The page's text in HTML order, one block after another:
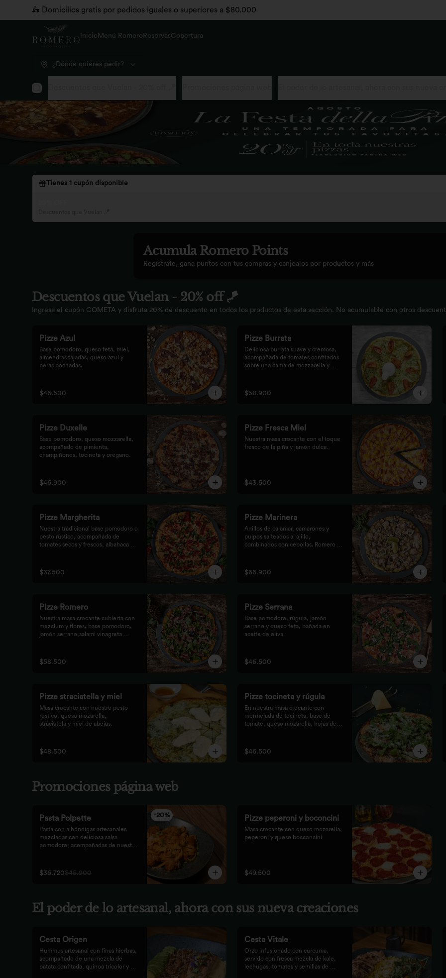
🛵 Domicilios gratis por pedidos iguales o superiores a $80.000
Inicio Menú Romero ReservasCobertura
¿Dónde quieres pedir?
Tienes 1 cupón disponible
Acumula Romero Points
Regístrate, gana puntos con tus compras y canjealos por productos y más
Descuentos que Vuelan - 20% off 🪁
Ingresa el cupón COMETA y disfruta 20% de descuento en todos los productos de esta sección. No acumulable con otros
Pizze Azul
Base pomodoro, queso feta, miel,
almendras tajadas, queso azul y
peras pochadas.
$46.500
Pizze Burrata
Deliciosa burrata suave y cremosa,
acompañada de tomates confitados
sobre una cama de mozzarella y
$58.900
Pizze Duxelle
Base pomodoro, queso mozzarella,
acompañado de pimienta,
champiñones, tocineta y orégano.
$46.900
Pizze Fresca Miel
Nuestra masa crocante con el toque
fresco de la piña y jamón dulce.
$43.500
Pizze Margherita
Nuestra tradicional base pomodoro o
pesto rústico, acompañada de
tomates secos y frescos, albahaca y
$37.500
Pizze Marinera
Anillos de calamar, camarones y
pulpos salteados al ajillo,
combinados con cebollas. Romero al
$66.900
Pizze Romero
Nuestra masa crocante cubierta con
mezclum y flores, base pomodoro,
jamón serrano,salami vinagreta
$58.500
Pizze Serrana
Base pomodoro, rúgula, jamón
serrano y queso feta, bañada en
aceite de oliva.
$46.500
Pizze straciatella y miel
Masa crocante con nuestro pesto
rústico, queso mozarella,
straciatela y miel de abejas.
$48.500
Pizze tocineta y rúgula
En nuestra masa crocante con
mermelada de tocineta, base de
tomate, queso mozarella, hojas de
$46.500
Promociones página web
-20%
Pasta Polpette
Pasta con albóndigas artesanales
mezcladas con deliciosa salsa
pomodoro; acompañadas de nuestro
$36.720$45.900
Pizze peperoni y boconcini
Masa crocante con queso mozarella,
peperoni y queso bocconcini
$49.500
El poder de lo artesanal, ahora con sus nueva creaciones
Cesta Origen
Hummus artesanal con finas hierbas,
acompañado de una mezcla de
batata confitada, quinoa tricolor y
Cesta Vitale
Orzo infusionado con cúrcuma,
servido con fresca mezcla de kale,
lechugas, tomates y semillas de